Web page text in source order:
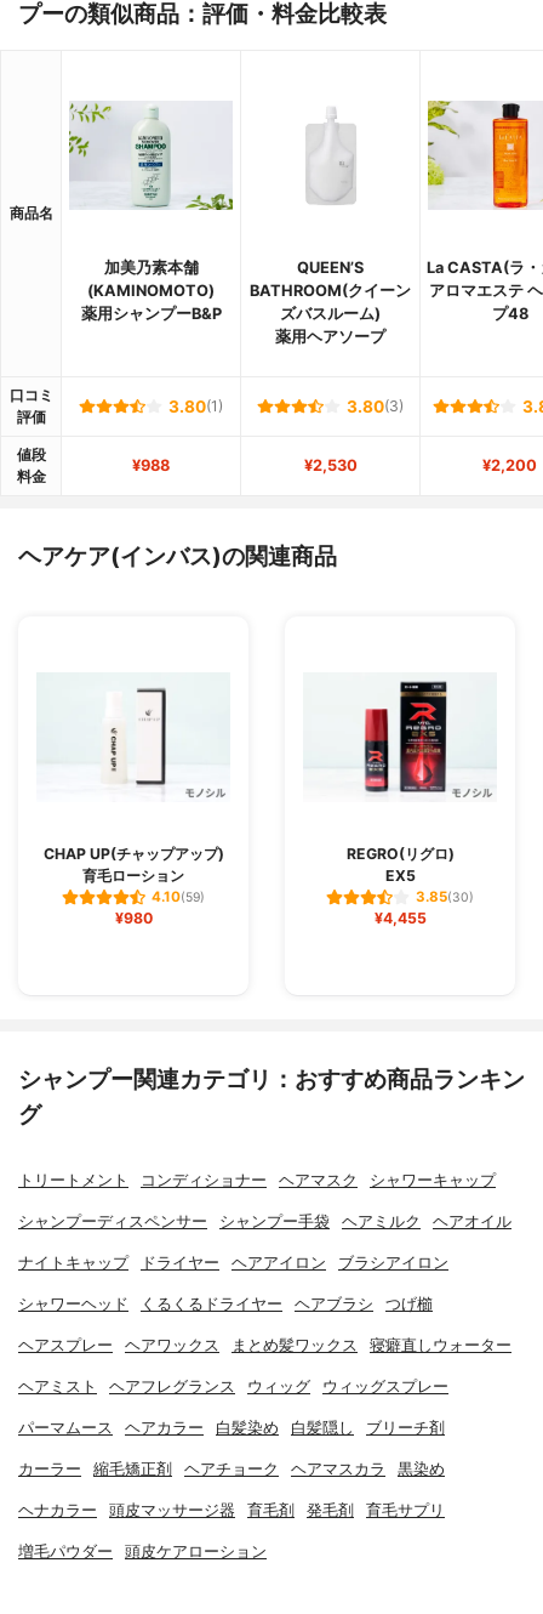
プーの類似商品：評価・料金比較表
商品名
加美乃素本舗
(KAMINOMOTO)
薬用シャンプーB&P
QUEEN’S
BATHROOM(クイーン
ズバスルーム)
薬用ヘアソープ
La CASTA(ラ
アロマエステ
プ48
口コミ
評価
3.80(1) 3.80(3)
値段
料金
¥988 ¥2,530 ¥2,200
ヘアケア(インバス)の関連商品
CHAP UP(チャップアップ)
育毛ローション
4.10(59)
¥980
REGRO(リグロ)
EX5
3.85(30)
¥4,455
シャンプー関連カテゴリ：おすすめ商品ランキン
グ
トリートメント コンディショナー ヘアマスク シャワーキャップ
シャンプーディスペンサー シャンプー手袋 ヘアミルク ヘアオイル
ナイトキャップ ドライヤー ヘアアイロン ブラシアイロン
シャワーヘッド くるくるドライヤー ヘアブラシ つげ櫛
ヘアスプレー ヘアワックス まとめ髪ワックス 寝癖直しウォーター
ヘアミスト ヘアフレグランス ウィッグ ウィッグスプレー
パーマムース ヘアカラー 白髪染め 白髪隠し ブリーチ剤
カーラー 縮毛矯正剤 ヘアチョーク ヘアマスカラ 黒染め
ヘナカラー 頭皮マッサージ器 育毛剤 発毛剤 育毛サプリ
増毛パウダー 頭皮ケアローション